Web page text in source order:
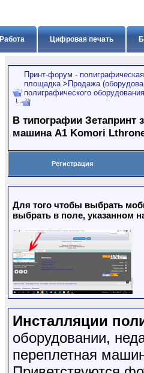
Цифровая печать
Работа
Принт-форум -
площадка > Продажа
полиграфического оборудования
В типографии Зетапринт
машина А1 Komori
Регистрация
Для того чтобы выбрать
выбрать в поле, указанном
Инсталляции
оборудовании,
переплетная